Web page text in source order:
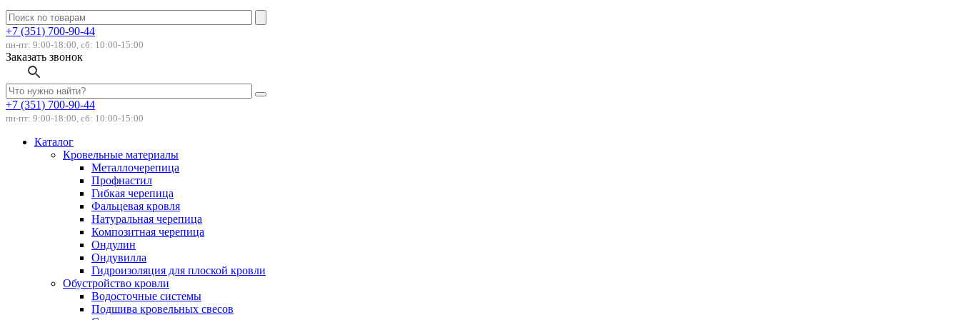
+7 (351) 700-90-44
пн-пт: 9:00-18:00, сб: 10:00-15:00
Заказать звонок
+7 (351) 700-90-44
пн-пт: 9:00-18:00, сб: 10:00-15:00
Каталог
Кровельные материалы
Металлочерепица
Профнастил
Гибкая черепица
Фальцевая кровля
Натуральная черепица
Композитная черепица
Ондулин
Ондувилла
Гидроизоляция для плоской кровли
Обустройство кровли
Водосточные системы
Подшива кровельных свесов